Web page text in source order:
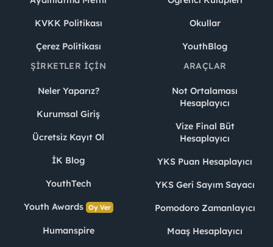
KVKK Politikası
Çerez Politikası
Okullar
YouthBlog
ŞIRKETLER İÇIN
Neler Yaparız?
Kurumsal Giriş
Ücretsiz Kayıt Ol
İK Blog
YouthTech
Youth Awards Oy Ver
Humanspire
ARAÇLAR
Not Ortalaması
Hesaplayıcı
Vize Final Büt
Hesaplayıcı
YKS Puan Hesaplayıcı
YKS Geri Sayım Sayacı
Pomodoro Zamanlayıcı
Maaş Hesaplayıcı